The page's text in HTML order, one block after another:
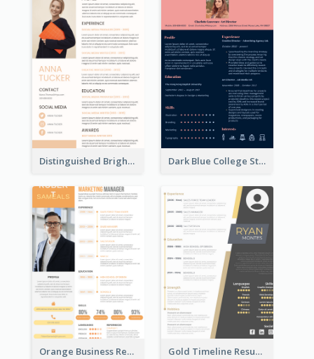
Distinguished Bright College Student Resume Dark Blue College Student Resume
Orange Business Resume Gold Timeline Resume